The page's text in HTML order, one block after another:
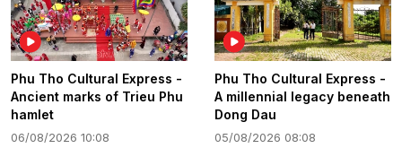
Phu Tho Cultural Express -
Ancient marks of Trieu Phu
hamlet
06/08/2026 10:08
Phu Tho Cultural Express -
A millennial legacy beneath
Dong Dau
05/08/2026 08:08